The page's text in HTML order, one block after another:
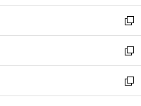
ウ
ィ
ン
ド
ウ
で
開
し
い
ウ
ィ
ン
ド
ウ
新
し
い
ウ
ィ
ン
新
し
い
ウ
新
し